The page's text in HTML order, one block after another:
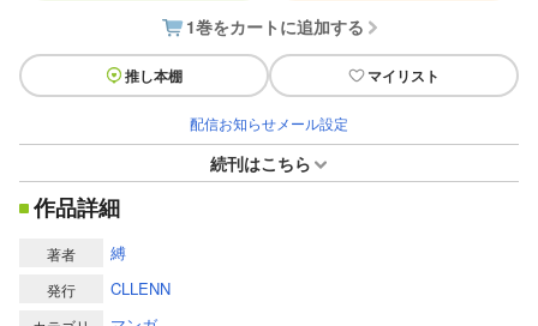
1巻をカートに追加する
推し本棚 マイリスト
配信お知らせメール設定
続刊はこちら
作品詳細
著者 縛
発行 CLLENN